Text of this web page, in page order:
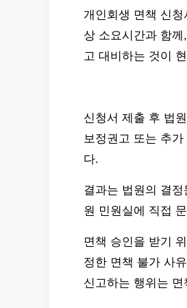
개인회생 면책 신
상 소요시간과 함
고 대비하는 것이
신청서 제출 후 법
보정권고 또는 추
다.
결과는 법원의 결
원 민원실에 직접
면책 승인을 받기
정한 면책 불가 사
신고하는 행위는